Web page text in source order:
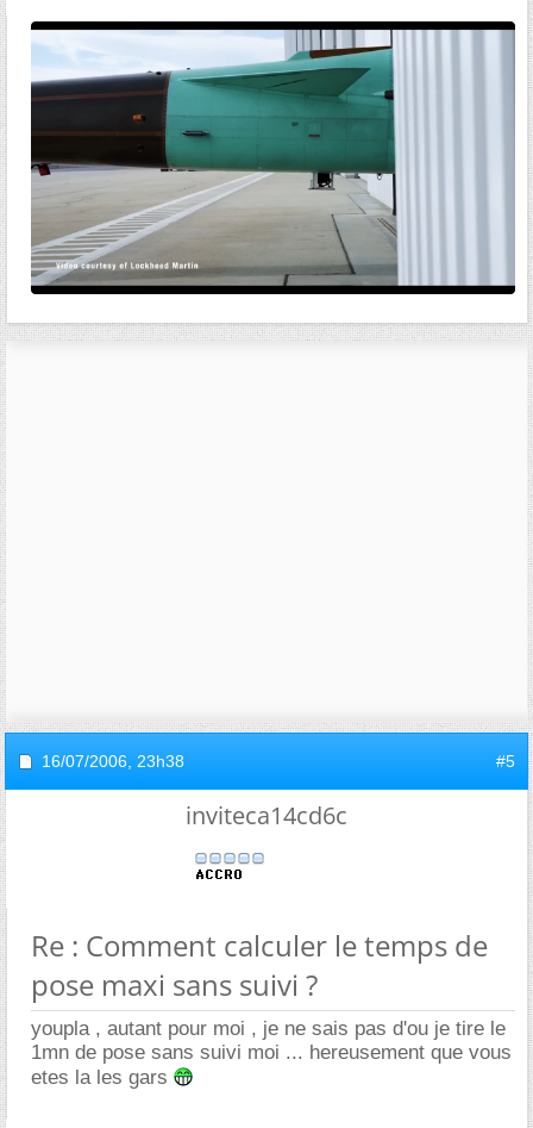
16/07/2006, 23h38 #5
inviteca14cd6c
Re : Comment calculer le temps de
pose maxi sans suivi ?
youpla , autant pour moi , je ne sais pas d'ou je tire le
1mn de pose sans suivi moi ... hereusement que vous
etes la les gars